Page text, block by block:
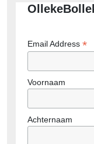
Email Address *
Voornaam
Achternaam